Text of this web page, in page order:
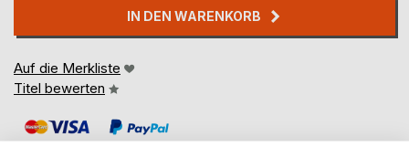
IN DEN WARENKORB
Auf die Merkliste
Titel bewerten